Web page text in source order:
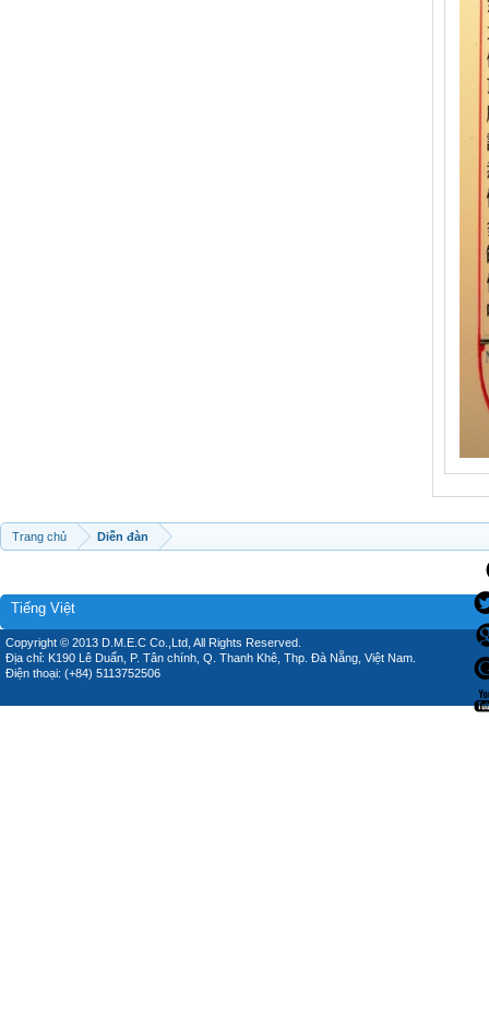
Trang chủ Diễn đàn
Tiếng Việt
Copyright © 2013 D.M.E.C Co.,Ltd, All Rights Reserved.
Địa chỉ: K190 Lê Duẩn, P. Tân chính, Q. Thanh Khê, Thp. Đà Nẵng, Việt Nam.
Điện thoại: (+84) 5113752506